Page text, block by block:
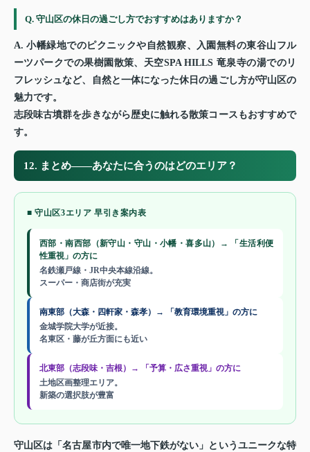
Q. 守山区の休日の過ごし方でおすすめはありますか？
A. 小幡緑地でのピクニックや自然観察、入園無料の東谷山フル
ーツパークでの果樹園散策、天空SPA HILLS 竜泉寺の湯でのリ
フレッシュなど、自然と一体になった休日の過ごし方が守山区の
魅力です。
志段味古墳群を歩きながら歴史に触れる散策コースもおすすめで
す。
12. まとめ——あなたに合うのはどのエリア？
■ 守山区3エリア 早引き案内表
西部・南西部（新守山・守山・小幡・喜多山）→ 「生活利便
性重視」の方に
名鉄瀬戸線・JR中央本線沿線。
スーパー・商店街が充実
南東部（大森・四軒家・森孝）→ 「教育環境重視」の方に
金城学院大学が近接。
名東区・藤が丘方面にも近い
北東部（志段味・吉根）→ 「予算・広さ重視」の方に
土地区画整理エリア。
新築の選択肢が豊富
守山区は「名古屋市内で唯一地下鉄がない」というユニークな特